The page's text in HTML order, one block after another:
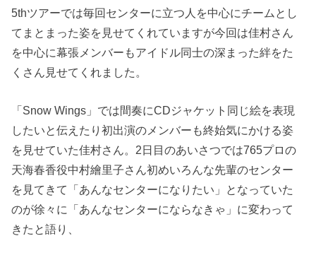
5thツアーでは毎回センターに立つ人を中心にチームとし
てまとまった姿を見せてくれていますが今回は佳村さん
を中心に幕張メンバーもアイドル同士の深まった絆をた
くさん見せてくれました。
「Snow Wings」では間奏にCDジャケット同じ絵を表現
したいと伝えたり初出演のメンバーも終始気にかける姿
を見せていた佳村さん。2日目のあいさつでは765プロの
天海春香役中村繪里子さん初めいろんな先輩のセンター
を見てきて「あんなセンターになりたい」となっていた
のが徐々に「あんなセンターにならなきゃ」に変わって
きたと語り、